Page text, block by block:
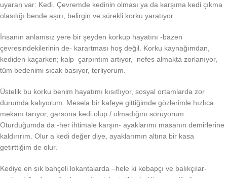
uyaran var: Kedi. Çevremde kedinin olması ya da karşıma kedi çıkma
olasılığı bende aşırı, belirgin ve sürekli korku yaratıyor.
İnsanın anlamsız yere bir şeyden korkup hayatını -bazen
çevresindekilerinin de- karartması hoş değil. Korku kaynağımdan,
kediden kaçarken; kalp çarpıntım artıyor, nefes almakta zorlanıyor,
tüm bedenimi sıcak basıyor, terliyorum.
Üstelik bu korku benim hayatımı kısıtlıyor, sosyal ortamlarda zor
durumda kalıyorum. Mesela bir kafeye gittiğimde gözlerimle hızlıca
mekanı tarıyor, garsona kedi olup / olmadığını soruyorum.
Oturduğumda da -her ihtimale karşın- ayaklarımı masanın demirlerine
kaldırırım. Olur a kedi değer diye, ayaklarımın altına bir kasa
getirttiğim de olur.
Kediye en sık bahçeli lokantalarda –hele ki kebapçı ve balıkçılar-